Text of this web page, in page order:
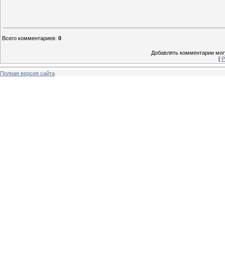
Всего комментариев: 0
Добавлять комментарии
[
Полная версия сайта